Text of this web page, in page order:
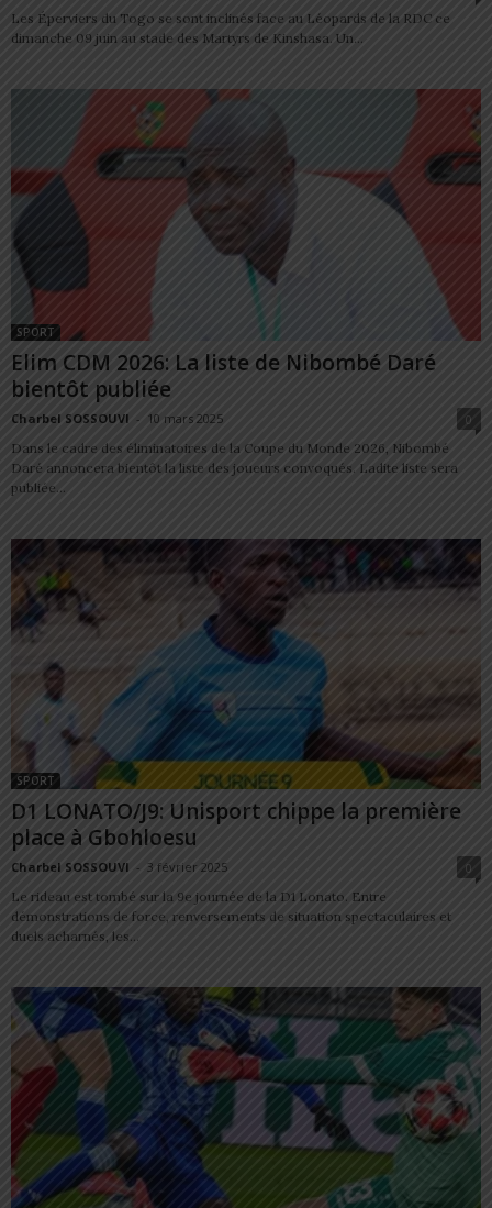
Les Éperviers du Togo se sont inclinés face au Léopards de la RDC ce
dimanche 09 juin au stade des Martyrs de Kinshasa. Un...
SPORT
Elim CDM 2026: La liste de Nibombé Daré
bientôt publiée
Charbel SOSSOUVI - 10 mars 2025
0
Dans le cadre des éliminatoires de la Coupe du Monde 2026, Nibombé
Daré annoncera bientôt la liste des joueurs convoqués. Ladite liste sera
publiée...
SPORT
D1 LONATO/J9: Unisport chippe la première
place à Gbohloesu
Charbel SOSSOUVI - 3 février 2025
0
Le rideau est tombé sur la 9e journée de la D1 Lonato. Entre
démonstrations de force, renversements de situation spectaculaires et
duels acharnés, les...